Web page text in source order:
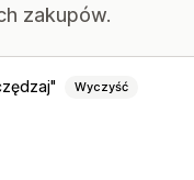
zakupów.
Wyczyść